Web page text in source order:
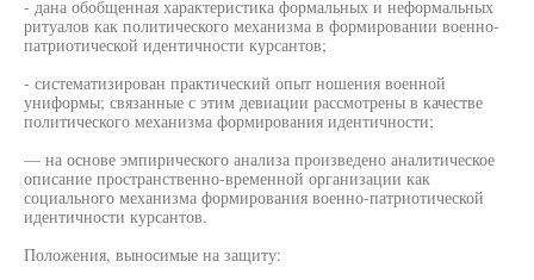
- дана обобщенная характеристика формальных и неформальных
ритуалов как политического механизма в формировании военно-
патриотической идентичности курсантов;
- систематизирован практический опыт ношения военной
униформы; связанные с этим девиации рассмотрены в качестве
политического механизма формирования идентичности;
— на основе эмпирического анализа произведено аналитическое
описание пространственно-временной организации как
социального механизма формирования военно-патриотической
идентичности курсантов.
Положения, выносимые на защиту: